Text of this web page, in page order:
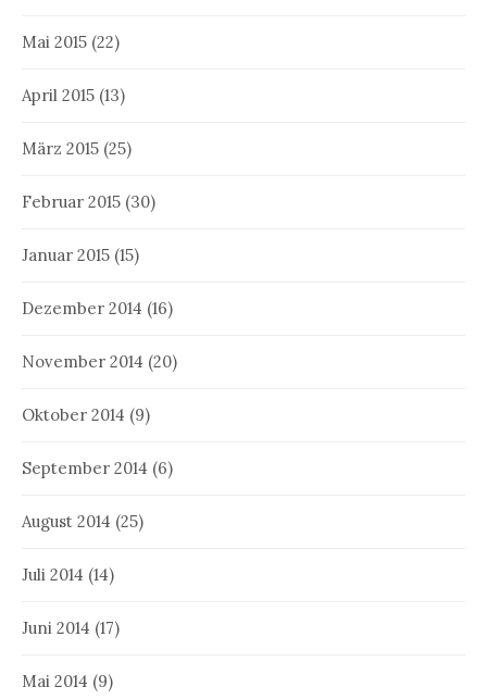
Mai 2015 (22)
April 2015 (13)
März 2015 (25)
Februar 2015 (30)
Januar 2015 (15)
Dezember 2014 (16)
November 2014 (20)
Oktober 2014 (9)
September 2014 (6)
August 2014 (25)
Juli 2014 (14)
Juni 2014 (17)
Mai 2014 (9)